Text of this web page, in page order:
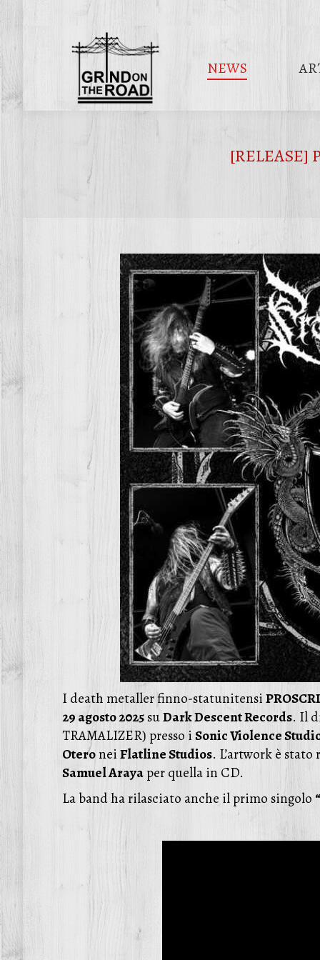
NEWS
[RELEASE]
I death metaller finno-statunitensi
29 agosto 2025suDark Descent Records. Il
TRAMALIZER) presso iSonic Violence
OteroneiFlatline Studios. L’artwork è
Samuel Arayaper quella in CD.
La band ha rilasciato anche il primo singolo